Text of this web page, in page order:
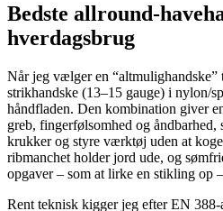
Bedste allround-
hverdagsbrug
Når jeg vælger en “altmulighandske”
strikhandske (13–15 gauge) i nylon/
håndfladen. Den kombination giver
greb, fingerfølsomhed og
krukker og styre værktøj uden at
ribmanchet holder jord ude, og
opgaver – som at lirke en stikling op
Rent teknisk kigger jeg efter EN